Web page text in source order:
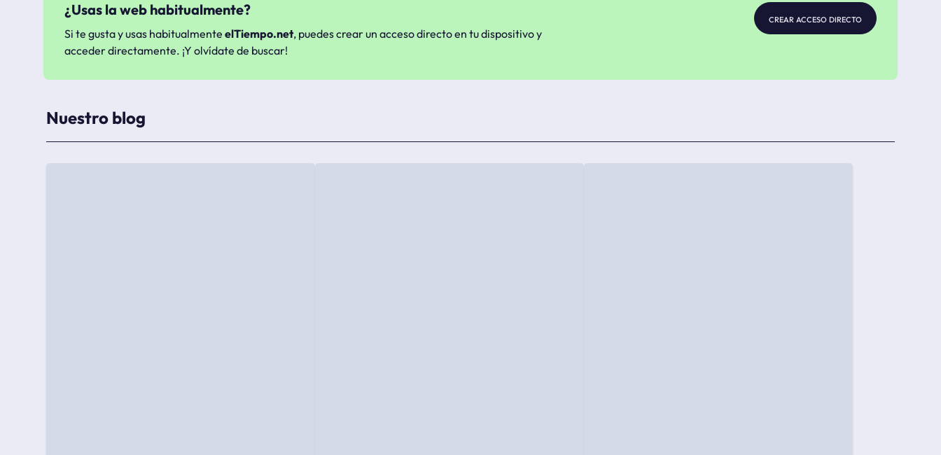
¿Usas la web habitualmente?
Si te gusta y usas habitualmente elTiempo.net, puedes crear un acceso directo en tu dispositivo y
acceder directamente. ¡Y olvídate de buscar!
crear acceso directo
Nuestro blog